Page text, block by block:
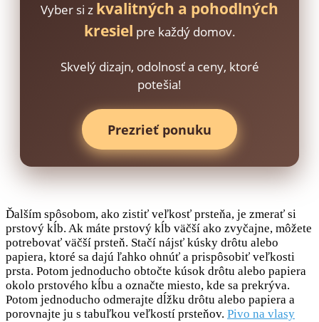
Vyber si z kvalitných a pohodlných
kresiel pre každý domov.
Skvelý dizajn, odolnosť a ceny, ktoré
potešia!
Prezrieť ponuku
Ďalším spôsobom, ako zistiť veľkosť prsteňa, je zmerať si
prstový kĺb. Ak máte prstový kĺb väčší ako zvyčajne, môžete
potrebovať väčší prsteň. Stačí nájsť kúsky drôtu alebo
papiera, ktoré sa dajú ľahko ohnúť a prispôsobiť veľkosti
prsta. Potom jednoducho obtočte kúsok drôtu alebo papiera
okolo prstového kĺbu a označte miesto, kde sa prekrýva.
Potom jednoducho odmerajte dĺžku drôtu alebo papiera a
porovnajte ju s tabuľkou veľkostí prsteňov. Pivo na vlasy